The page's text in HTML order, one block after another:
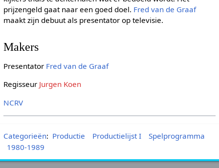
prijzengeld gaat naar een goed doel. Fred van de Graaf
maakt zijn debuut als presentator op televisie.
Makers
Presentator Fred van de Graaf
Regisseur Jurgen Koen
NCRV
Categorieën: Productie Productielijst I
Spelprogramma
1980-1989